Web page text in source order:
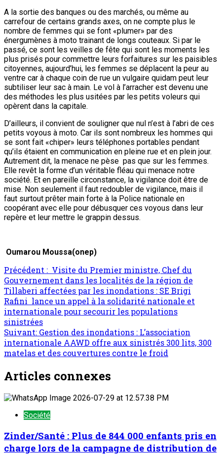
A la sortie des banques ou des marchés, ou même au
carrefour de certains grands axes, on ne compte plus le
nombre de femmes qui se font «plumer» par des
énergumènes à moto trainant de longs couteaux. Si par le
passé, ce sont les veilles de fête qui sont les moments les
plus prisés pour commettre leurs forfaitures sur les paisibles
citoyennes, aujourd’hui, les femmes se déplacent la peur au
ventre car à chaque coin de rue un vulgaire quidam peut leur
subtiliser leur sac à main. Le vol à l’arracher est devenu une
des méthodes les plus usitées par les petits voleurs qui
opèrent dans la capitale.
D’ailleurs, il convient de souligner que nul n’est à l’abri de ces
petits voyous à moto. Car ils sont nombreux les hommes qui
se sont fait «chiper» leurs téléphones portables pendant
qu’ils étaient en communication en pleine rue et en plein jour.
Autrement dit, la menace ne pèse pas que sur les femmes.
Elle revêt la forme d’un véritable fléau qui menace notre
société. Et en pareille circonstance, la vigilance doit être de
mise. Non seulement il faut redoubler de vigilance, mais il
faut surtout prêter main forte à la Police nationale en
coopérant avec elle pour débusquer ces voyous dans leur
repère et leur mettre le grappin dessus.
Oumarou Moussa(onep)
Navigation
d’article
Précédent : Visite du Premier ministre, Chef du
Gouvernement dans les localités de la région de
Tillaberi affectées par les inondations : SE Brigi
Rafini lance un appel à la solidarité nationale et
internationale pour secourir les populations
sinistrées
Suivant: Gestion des inondations : L’association
internationale AAWD offre aux sinistrés 300 lits, 300
matelas et des couvertures contre le froid
Articles connexes
Société
Zinder/Santé : Plus de 844 000 enfants pris en
charge lors de la campagne de distribution de